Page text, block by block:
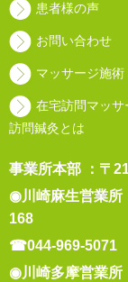
患者様の声
お問い合わせ
マッサージ施術
在宅訪問マッサ
訪問鍼灸とは
事業所本部 ：〒
◉川崎麻生営業所
168
☎044-969-5071
◉川崎多摩営業所